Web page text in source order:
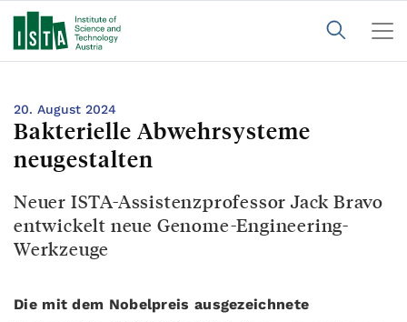
20. August 2024
Bakterielle Abwehrsysteme
neugestalten
Neuer ISTA-Assistenzprofessor Jack Bravo
entwickelt neue Genome-Engineering-
Werkzeuge
Die mit dem Nobelpreis ausgezeichnete